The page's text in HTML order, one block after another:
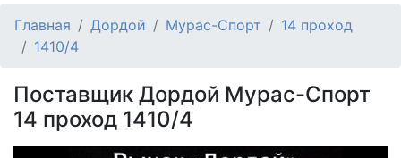
Главная Дордой Мурас-Спорт
14 проход
1410/4
Поставщик Дордой Мурас-Спорт
14 проход 1410/4